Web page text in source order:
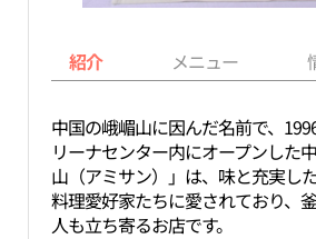
紹介 メニュー
中国の峨嵋山に因んだ名前で、
リーナセンター内にオープンした
山（アミサン）」は、味と充実し
料理愛好家たちに愛されており、
人も立ち寄るお店です。